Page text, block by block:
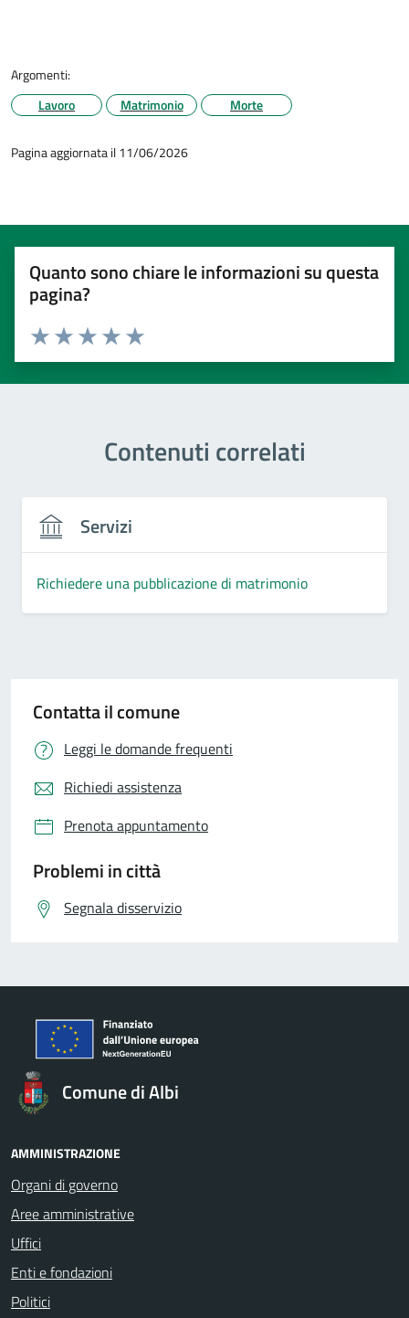
Argomenti:
Lavoro
Matrimonio Morte
Pagina aggiornata il 11/06/2026
Quanto sono chiare le informazioni su questa
pagina?
Valuta 5 stelle su 5
Valuta 4 stelle su 5
Valuta 3 stelle su 5
Valuta 2 stelle su 5
Valuta 1 stelle su 5
Contenuti correlati
Servizi
Richiedere una pubblicazione di matrimonio
Contatta il comune
Leggi le domande frequenti
Richiedi assistenza
Prenota appuntamento
Problemi in città
Segnala disservizio
Comune di Albi
AMMINISTRAZIONE
Organi di governo
Aree amministrative
Uffici
Enti e fondazioni
Politici